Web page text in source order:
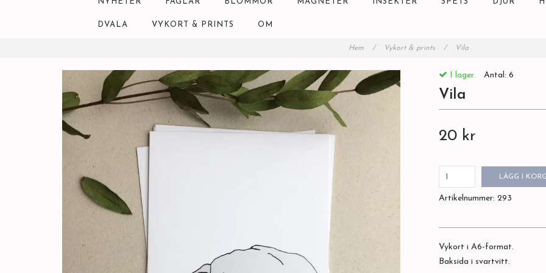
DVALA VYKORT & PRINTS OM
Hem / Vykort & prints / Vila
I lager. Antal: 6
Vila
20 kr
LÄGG I
Artikelnummer: 293
Vykort i A6-format.
Baksida i svartvitt.